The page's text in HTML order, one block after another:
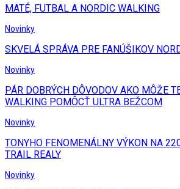
MATÉ, FUTBAL A NORDIC WALKING
Novinky
SKVELÁ SPRÁVA PRE FANÚŠIKOV
Novinky
PÁR DOBRÝCH DÔVODOV AKO MÔŽE
WALKING POMÔCŤ ULTRA BEŽCOM
Novinky
TONYHO FENOMENÁLNY VÝKON NA
TRAIL REALY
Novinky